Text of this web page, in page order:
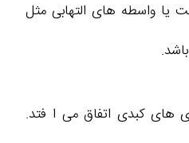
واسطه های التهابی مثل
های کبدی اتفاق می ا فتد.